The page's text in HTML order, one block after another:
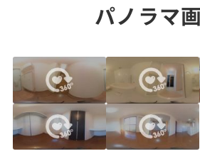
パノラマ